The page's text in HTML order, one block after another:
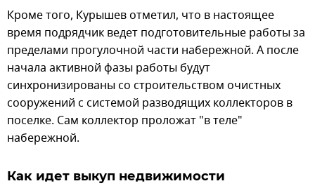
Кроме того, Курышев отметил, что в настоящее
время подрядчик ведет подготовительные работы за
пределами прогулочной части набережной. А после
начала активной фазы работы будут
синхронизированы со строительством очистных
сооружений с системой разводящих коллекторов в
поселке. Сам коллектор проложат "в теле"
набережной.
Как идет выкуп недвижимости